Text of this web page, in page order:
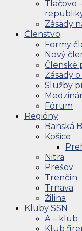
Tlačovo
Zásady
Členstvo
Formy
Nový
Členské
Zásady
Služby
Fórum
Regióny
Banská
Košice
Nitra
Prešov
Trenčín
Trnava
Žilina
Kluby SSN
A – klub
Klub